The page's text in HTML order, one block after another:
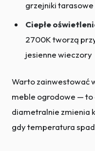
grzejniki tarasowe
Ciepłe
2700K tworzą
jesienne wieczory
Warto zainwestować
meble ogrodowe — to
diametralnie zmienia
gdy temperatura